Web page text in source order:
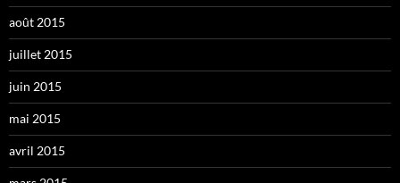
août 2015
juillet 2015
juin 2015
mai 2015
avril 2015